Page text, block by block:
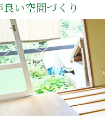
良い空間づくり